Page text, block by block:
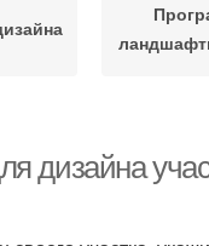
дизайна